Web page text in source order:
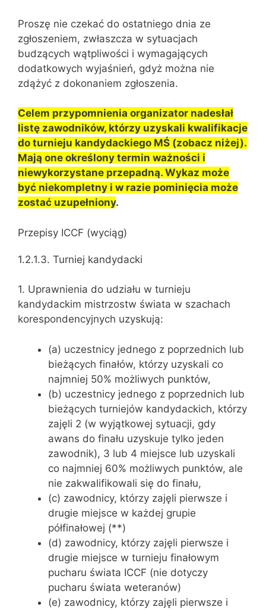
Proszę nie czekać do ostatniego dnia ze
zgłoszeniem, zwłaszcza w sytuacjach
budzących wątpliwości i wymagających
dodatkowych wyjaśnień, gdyż można nie
zdążyć z dokonaniem zgłoszenia.
Celem przypomnienia organizator nadesłał
listę zawodników, którzy uzyskali kwalifikacje
do turnieju kandydackiego MŚ (zobacz niżej).
Mają one określony termin ważności i
niewykorzystane przepadną. Wykaz może
być niekompletny i w razie pominięcia może
zostać uzupełniony.
Przepisy ICCF (wyciąg)
1.2.1.3. Turniej kandydacki
1. Uprawnienia do udziału w turnieju
kandydackim mistrzostw świata w szachach
korespondencyjnych uzyskują:
(a) uczestnicy jednego z poprzednich lub
bieżących finałów, którzy uzyskali co
najmniej 50% możliwych punktów,
(b) uczestnicy jednego z poprzednich lub
bieżących turniejów kandydackich, którzy
zajęli 2 (w wyjątkowej sytuacji, gdy
awans do finału uzyskuje tylko jeden
zawodnik), 3 lub 4 miejsce lub uzyskali
co najmniej 60% możliwych punktów, ale
nie zakwalifikowali się do finału,
(c) zawodnicy, którzy zajęli pierwsze i
drugie miejsce w każdej grupie
półfinałowej (**)
(d) zawodnicy, którzy zajęli pierwsze i
drugie miejsce w turnieju finałowym
pucharu świata ICCF (nie dotyczy
pucharu świata weteranów)
(e) zawodnicy, którzy zajęli pierwsze i